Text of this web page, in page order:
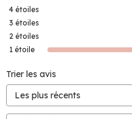
4 étoiles
3 étoiles
2 étoiles
1 étoile
Trier les avis